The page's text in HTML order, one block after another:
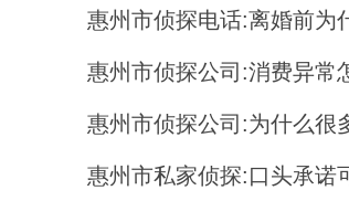
惠州市侦探电话:离婚前为
惠州市侦探公司:消费异常
惠州市侦探公司:为什么很
惠州市私家侦探:口头承诺